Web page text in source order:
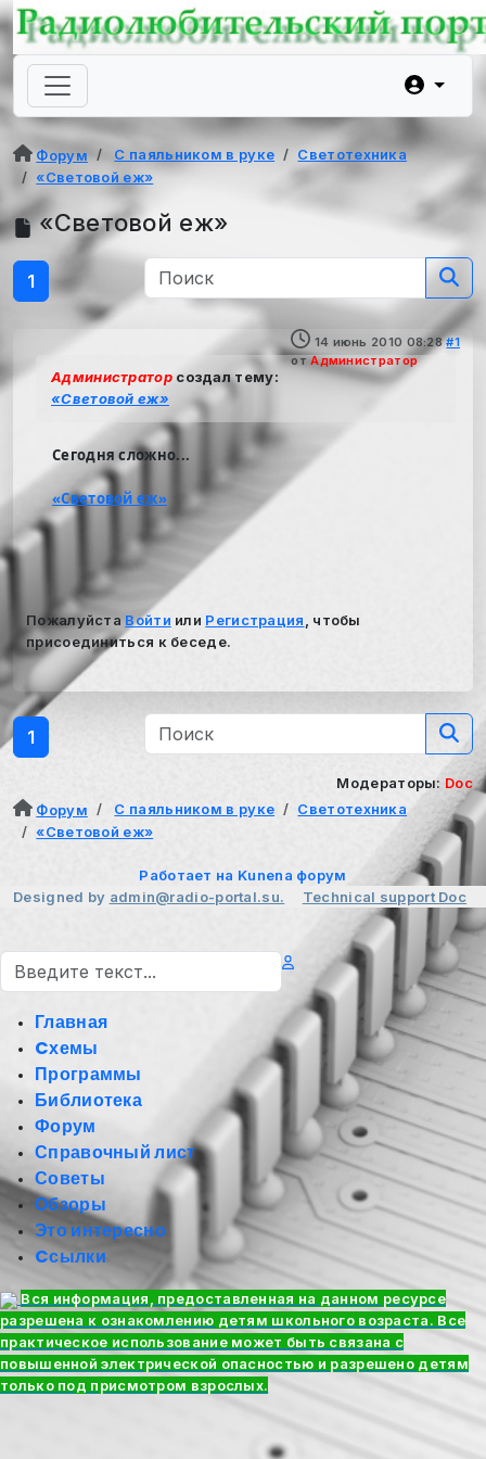
Форум С паяльником в руке
Светотехника
«Световой еж»
«Световой еж»
1
14 июнь 2010 08:28 #1
отАдминистратор
Администраторсоздал тему:
«Световой еж»
Сегодня сложно...
«Световой еж»
Пожалуйста Войти или Регистрация
, чтобы
присоединиться к беседе.
1
Модераторы: Doc
Форум
С паяльником в руке
Светотехника
«Световой еж»
Работает на Kunena форум
Designed by admin@radio-portal.su. Technical support Doc
Поиск
Главная
Cхемы
Программы
Библиотека
Форум
Справочный лист
Советы
Обзоры
Это интересно
Cсылки
Вся информация, предоставленная на данном ресурсе
разрешена к ознакомлению детям школьного возраста. Все
практическое использование может быть связана с
повышенной электрической опасностью и разрешено детям
только под присмотром взрослых.